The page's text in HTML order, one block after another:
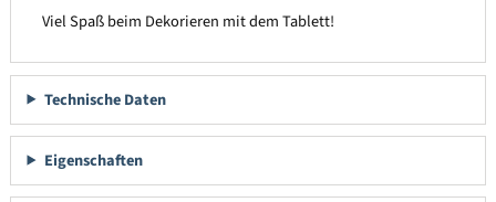
Viel Spaß beim Dekorieren mit dem Tablett!
Technische Daten
Eigenschaften